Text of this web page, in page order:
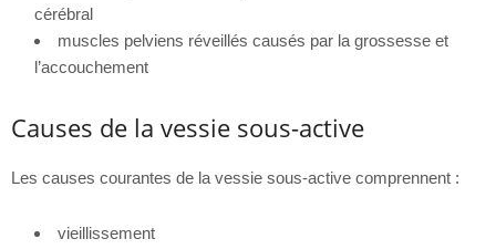
cérébral
muscles pelviens réveillés causés par la grossesse et
l’accouchement
Causes de la vessie sous-active
Les causes courantes de la vessie sous-active comprennent :
vieillissement